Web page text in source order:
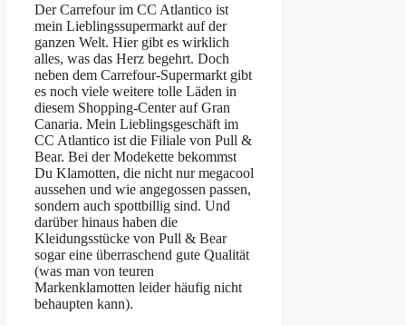
Der Carrefour im CC Atlantico ist
mein Lieblingssupermarkt auf der
ganzen Welt. Hier gibt es wirklich
alles, was das Herz begehrt. Doch
neben dem Carrefour-Supermarkt gibt
es noch viele weitere tolle Läden in
diesem Shopping-Center auf Gran
Canaria. Mein Lieblingsgeschäft im
CC Atlantico ist die Filiale von Pull &
Bear. Bei der Modekette bekommst
Du Klamotten, die nicht nur megacool
aussehen und wie angegossen passen,
sondern auch spottbillig sind. Und
darüber hinaus haben die
Kleidungsstücke von Pull & Bear
sogar eine überraschend gute Qualität
(was man von teuren
Markenklamotten leider häufig nicht
behaupten kann).